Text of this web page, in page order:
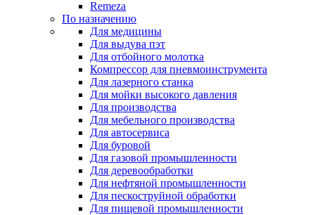
Remeza
По назначению
Для медицины
Для выдува пэт
Для отбойного молотка
Компрессор для пневмоинструмента
Для лазерного станка
Для мойки высокого давления
Для производства
Для мебельного производства
Для автосервиса
Для буровой
Для газовой промышленности
Для деревообработки
Для нефтяной промышленности
Для пескоструйной обработки
Для пищевой промышленности